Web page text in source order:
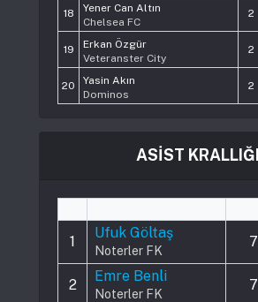
18
Yener Can Altın
Chelsea FC
2
19
Erkan Özgür
Veteranster City
2
20
Yasin Akın
Dominos
2
ASİST KRALLIĞI
1
Ufuk Göltaş
Noterler FK
7
2
Emre Benli
Noterler FK
7